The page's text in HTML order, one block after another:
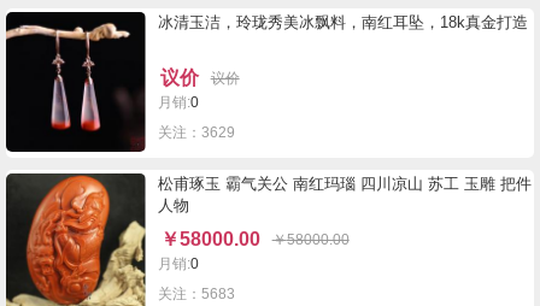
冰清玉洁，玲珑秀美冰飘料，南红耳坠，18k真金打造
议价
议价
月销:0
关注：3629
松甫琢玉 霸气关公 南红玛瑙 四川凉山 苏工 玉雕 把件
人物
￥58000.00 ￥58000.00
月销:0
关注：5683